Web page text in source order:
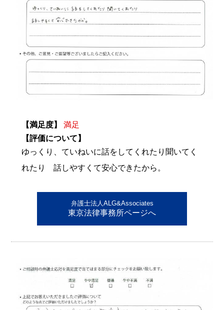
【満足度】
満足
【評価について】
ゆっくり、ていねいに話をしてくれたり聞いてく
れたり 話しやすくて安心できたから。
弁護士法人ALG&Associates
東京法律事務所ページへ